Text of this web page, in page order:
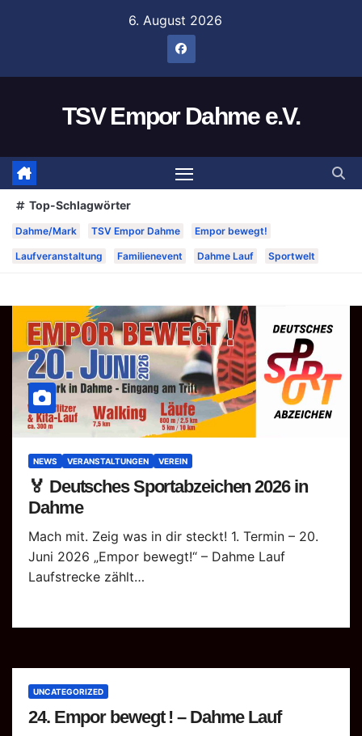
6. August 2026
TSV Empor Dahme e.V.
Top-Schlagwörter
Dahme/Mark TSV Empor Dahme Empor bewegt!
Laufveranstaltung Familienevent Dahme Lauf Sportwelt
NEWS VERANSTALTUNGEN VEREIN
🏅 Deutsches Sportabzeichen 2026 in
Dahme
Mach mit. Zeig was in dir steckt! 1. Termin – 20.
Juni 2026 „Empor bewegt!“ – Dahme Lauf
Laufstrecke zählt…
UNCATEGORIZED
24. Empor bewegt ! – Dahme Lauf